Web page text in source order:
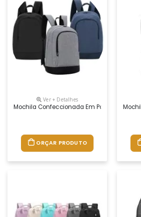
Ver + Detalhes
Mochila Confeccionada Em Poliéster Com
ORÇAR PRODUTO